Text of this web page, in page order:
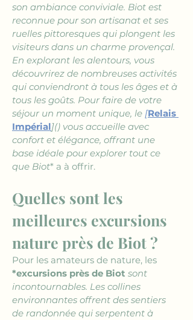
son ambiance conviviale. Biot est
reconnue pour son artisanat et ses
ruelles pittoresques qui plongent les
visiteurs dans un charme provençal.
En explorant les alentours, vous
découvrirez de nombreuses activités
qui conviendront à tous les âges et à
tous les goûts. Pour faire de votre
séjour un moment unique, le [Relais
Impérial]() vous accueille avec
confort et élégance, offrant une
base idéale pour explorer tout ce
que Biot* a à offrir.
Quelles sont les
meilleures excursions
nature près de Biot ?
Pour les amateurs de nature, les
*excursions près de Biot sont
incontournables. Les collines
environnantes offrent des sentiers
de randonnée qui serpentent à